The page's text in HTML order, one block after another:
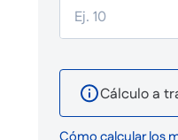
Cálculo a